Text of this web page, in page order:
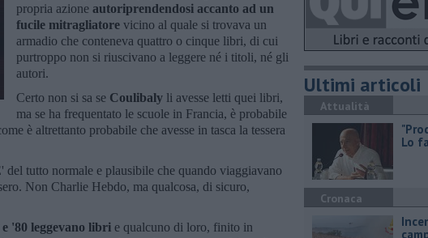
propria azione autoriprendendosi accanto ad un
fucile mitragliatore vicino al quale si trovava un
armadio che conteneva quattro o cinque libri, di cui
purtroppo non si riuscivano a leggere né i titoli, né gli
autori.
Certo non si sa se Coulibaly li avesse letti quei libri,
ma se ha frequentato le scuole in Francia, è probabile
è altrettanto probabile che avesse in tasca la tessera
del tutto normale e plausibile che quando viaggiavano
Non Charlie Hebdo, ma qualcosa, di sicuro,
'80 leggevano libri e qualcuno di loro, finito in
Ultimi articoli
Attualità
Lo
Cronaca